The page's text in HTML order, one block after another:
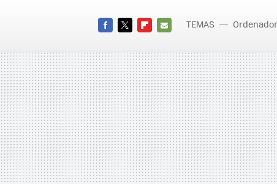
MAIL
TEMAS